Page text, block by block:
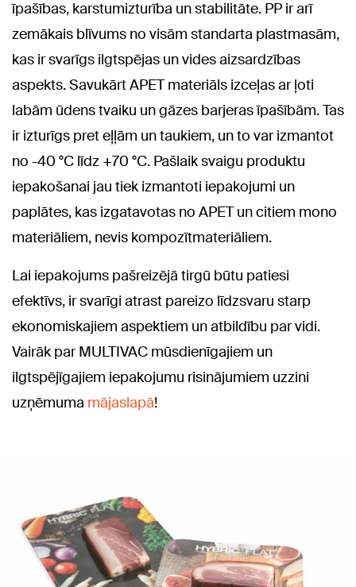
īpašības, karstumizturība un stabilitāte. PP ir arī
zemākais blīvums no visām standarta plastmasām,
kas ir svarīgs ilgtspējas un vides aizsardzības
aspekts. Savukārt APET materiāls izceļas ar ļoti
labām ūdens tvaiku un gāzes barjeras īpašībām. Tas
ir izturīgs pret eļļām un taukiem, un to var izmantot
no -40 °C līdz +70 °C. Pašlaik svaigu produktu
iepakošanai jau tiek izmantoti iepakojumi un
paplātes, kas izgatavotas no APET un citiem mono
materiāliem, nevis kompozītmateriāliem.
Lai iepakojums pašreizējā tirgū būtu patiesi
efektīvs, ir svarīgi atrast pareizo līdzsvaru starp
ekonomiskajiem aspektiem un atbildību par vidi.
Vairāk par MULTIVAC mūsdienīgajiem un
ilgtspējīgajiem iepakojumu risinājumiem uzzini
uzņēmuma mājaslapā!